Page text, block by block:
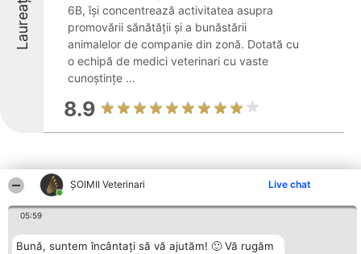
ȘOIMII Veterinari Live chat
05:59
Bună, suntem încântați să vă ajutăm! 🙂 Vă rugăm
Laureați
6B, își concentrează activitatea asupra
promovării sănătății și a bunăstării
animalelor de companie din zonă. Dotată cu
o echipă de medici veterinari cu vaste
cunoștințe ...
8.9
Alte firme din zonă